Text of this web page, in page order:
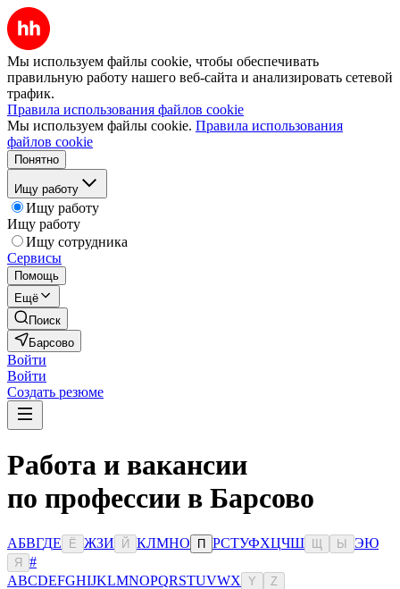
Мы используем файлы cookie, чтобы обеспечивать
правильную работу нашего веб-сайта и анализировать сетевой
трафик.
Правила использования файлов cookie
Мы используем файлы cookie. Правила использования
файлов cookie
Понятно
Ищу работу
Ищу работу
Ищу работу
Ищу сотрудника
Сервисы
Помощь
Ещё
Поиск
Барсово
Войти
Войти
Создать резюме
Работа и вакансии
по профессии в Барсово
АБВГДЕ Ё ЖЗИ Й КЛМНО П РСТУФХЦЧШ Ы ЭЮ
Я
#
ABCDEFGHIJKLMNOPQRSTUVWX Y Z